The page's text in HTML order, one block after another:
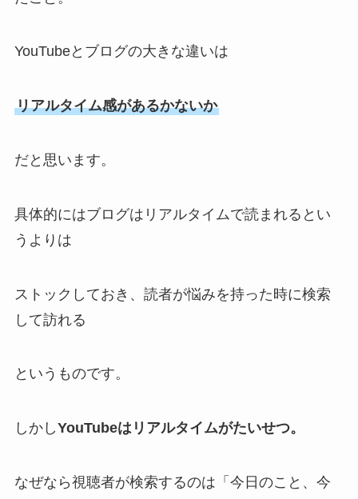
YouTubeとブログの大きな違いは
リアルタイム感があるかないか
だと思います。
具体的にはブログはリアルタイムで読まれるとい
うよりは
ストックしておき、読者が悩みを持った時に検索
して訪れる
というものです。
しかしYouTubeはリアルタイムがたいせつ。
なぜなら視聴者が検索するのは「今日のこと、今